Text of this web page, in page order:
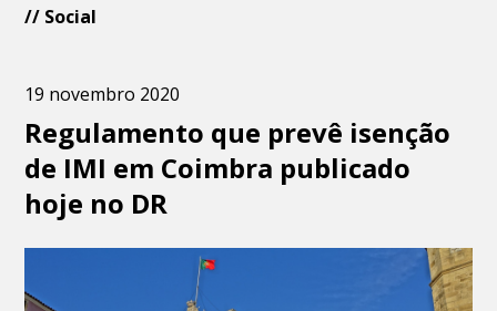
// Social
19 novembro 2020
Regulamento que prevê isenção
de IMI em Coimbra publicado
hoje no DR